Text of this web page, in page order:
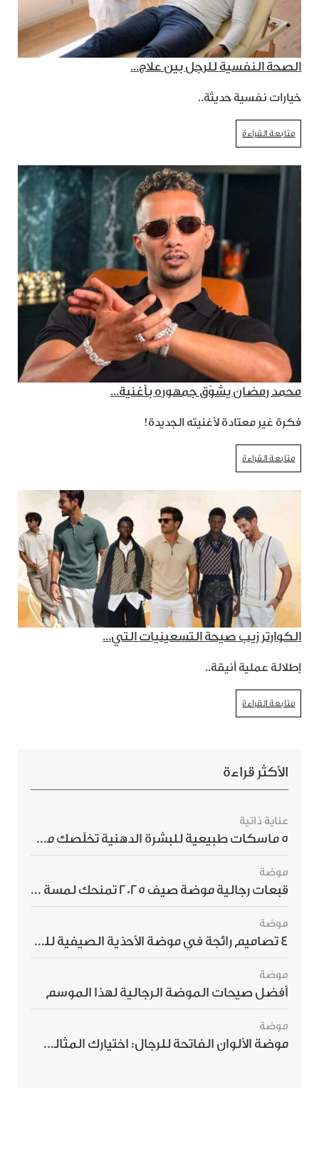
الصحة النفسية للرجل بين علاج...
خيارات نفسية حديثة..
متابعة القراءة
محمد رمضان يشوّق جمهوره بأغنية...
فكرة غير معتادة لأغنيته الجديدة!
متابعة القراءة
الكوارتر زيب صيحة التسعينيات التي...
إطلالة عملية أنيقة..
متابعة القراءة
الأكثر قراءة
عناية ذاتية
5 ماسكات طبيعية للبشرة الدهنية تخلّصك من الحبوب بسرعة
موضة
قبعات رجالية موضة صيف 2025 تمنحك لمسة أناقة استثنائية
موضة
4 تصاميم رائجة في موضة الأحذية الصيفية للرجال هذا الموسم
موضة
أفضل صيحات الموضة الرجالية لهذا الموسم
موضة
موضة الألوان الفاتحة للرجال: اختيارك المثالي لإطلالة صيفية مبهرة